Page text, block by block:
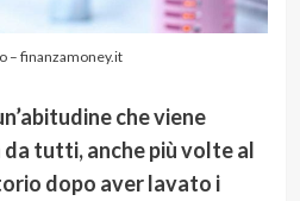
– finanzamoney.it
che viene
tutti, anche più volte al
dopo aver lavato i